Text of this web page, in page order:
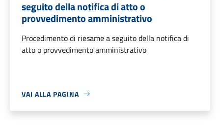
seguito della notifica di atto o
provvedimento amministrativo
Procedimento di riesame a seguito della notifica di
atto o provvedimento amministrativo
VAI ALLA PAGINA